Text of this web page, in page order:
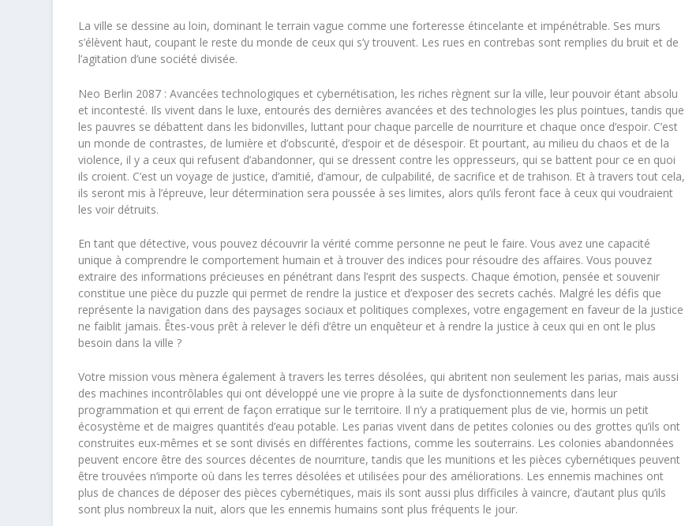
La ville se dessine au loin, dominant le terrain vague comme une forteresse étincelante et impénétrable. Ses murs
s’élèvent haut, coupant le reste du monde de ceux qui s’y trouvent. Les rues en contrebas sont remplies du bruit et de
l’agitation d’une société divisée.
Neo Berlin 2087 : Avancées technologiques et cybernétisation, les riches règnent sur la ville, leur pouvoir étant absolu
et incontesté. Ils vivent dans le luxe, entourés des dernières avancées et des technologies les plus pointues, tandis que
les pauvres se débattent dans les bidonvilles, luttant pour chaque parcelle de nourriture et chaque once d’espoir. C’est
un monde de contrastes, de lumière et d’obscurité, d’espoir et de désespoir. Et pourtant, au milieu du chaos et de la
violence, il y a ceux qui refusent d’abandonner, qui se dressent contre les oppresseurs, qui se battent pour ce en quoi
ils croient. C’est un voyage de justice, d’amitié, d’amour, de culpabilité, de sacrifice et de trahison. Et à travers tout cela,
ils seront mis à l’épreuve, leur détermination sera poussée à ses limites, alors qu’ils feront face à ceux qui voudraient
les voir détruits.
En tant que détective, vous pouvez découvrir la vérité comme personne ne peut le faire. Vous avez une capacité
unique à comprendre le comportement humain et à trouver des indices pour résoudre des affaires. Vous pouvez
extraire des informations précieuses en pénétrant dans l’esprit des suspects. Chaque émotion, pensée et souvenir
constitue une pièce du puzzle qui permet de rendre la justice et d’exposer des secrets cachés. Malgré les défis que
représente la navigation dans des paysages sociaux et politiques complexes, votre engagement en faveur de la justice
ne faiblit jamais. Êtes-vous prêt à relever le défi d’être un enquêteur et à rendre la justice à ceux qui en ont le plus
besoin dans la ville ?
Votre mission vous mènera également à travers les terres désolées, qui abritent non seulement les parias, mais aussi
des machines incontrôlables qui ont développé une vie propre à la suite de dysfonctionnements dans leur
programmation et qui errent de façon erratique sur le territoire. Il n’y a pratiquement plus de vie, hormis un petit
écosystème et de maigres quantités d’eau potable. Les parias vivent dans de petites colonies ou des grottes qu’ils ont
construites eux-mêmes et se sont divisés en différentes factions, comme les souterrains. Les colonies abandonnées
peuvent encore être des sources décentes de nourriture, tandis que les munitions et les pièces cybernétiques peuvent
être trouvées n’importe où dans les terres désolées et utilisées pour des améliorations. Les ennemis machines ont
plus de chances de déposer des pièces cybernétiques, mais ils sont aussi plus difficiles à vaincre, d’autant plus qu’ils
sont plus nombreux la nuit, alors que les ennemis humains sont plus fréquents le jour.